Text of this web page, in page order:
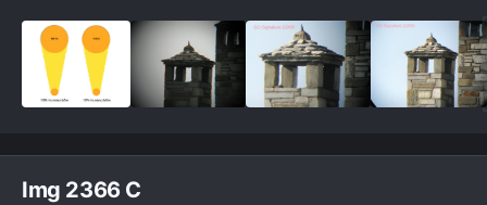
Img 2366 C